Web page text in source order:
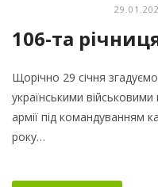
106-та
Щорічно 29 січня
українськими
армії під командуванням
року…